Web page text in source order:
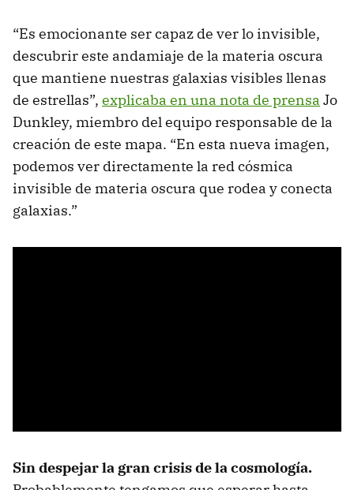
“Es emocionante ser capaz de ver lo invisible,
descubrir este andamiaje de la materia oscura
que mantiene nuestras galaxias visibles llenas
de estrellas”, explicaba en una nota de prensa Jo
Dunkley, miembro del equipo responsable de la
creación de este mapa. “En esta nueva imagen,
podemos ver directamente la red cósmica
invisible de materia oscura que rodea y conecta
galaxias.”
Sin despejar la gran crisis de la cosmología.